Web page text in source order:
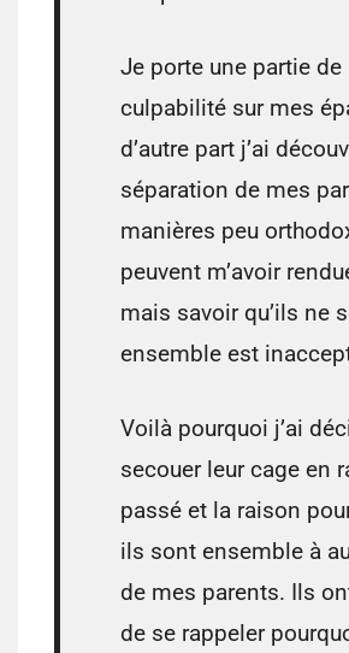
Je porte une partie de
culpabilité sur mes
d’autre part j’ai
séparation de mes
manières peu
peuvent m’avoir
mais savoir qu’ils ne
ensemble est
Voilà pourquoi j’ai
secouer leur cage en
passé et la raison
ils sont ensemble à
de mes parents. Ils
de se rappeler